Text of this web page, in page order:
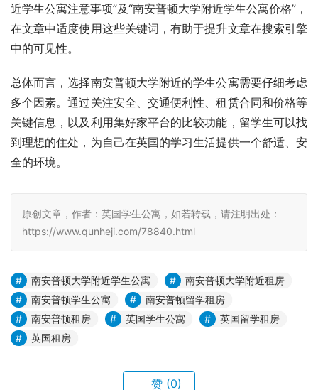
近学生公寓注意事项”及“南安普顿大学附近学生公寓价格”，
在文章中适度使用这些关键词，有助于提升文章在搜索引擎
中的可见性。
总体而言，选择南安普顿大学附近的学生公寓需要仔细考虑
多个因素。通过关注安全、交通便利性、租赁合同和价格等
关键信息，以及利用集好家平台的比较功能，留学生可以找
到理想的住处，为自己在英国的学习生活提供一个舒适、安
全的环境。
原创文章，作者：英国学生公寓，如若转载，请注明出处：
https://www.qunheji.com/78840.html
南安普顿大学附近学生公寓
南安普顿大学附近租房
南安普顿学生公寓
南安普顿留学租房
南安普顿租房
英国学生公寓
英国留学租房
英国租房
赞 (0)